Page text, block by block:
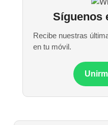
Síguenos
Recibe nuestras
en tu móvil.